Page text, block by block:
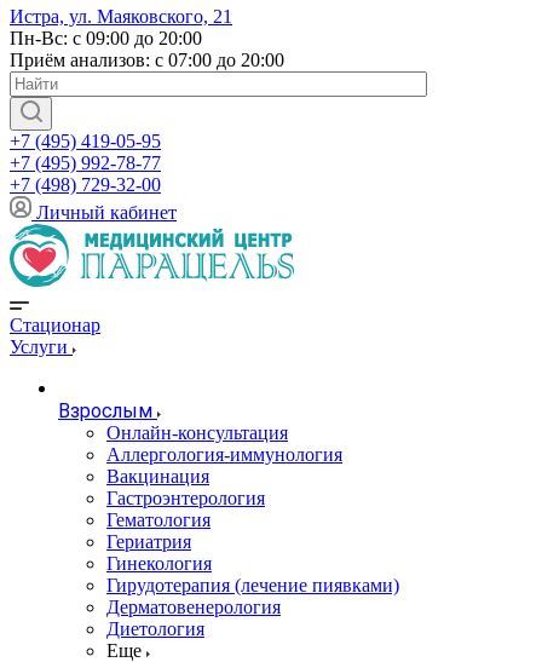
Истра, ул. Маяковского, 21
Пн-Вс: с 09:00 до 20:00
Приём анализов: с 07:00 до 20:00
+7 (495) 419-05-95
+7 (495) 992-78-77
+7 (498) 729-32-00
Личный кабинет
Стационар
Услуги
Взрослым
Онлайн-консультация
Аллергология-иммунология
Вакцинация
Гастроэнтерология
Гематология
Гериатрия
Гинекология
Гирудотерапия (лечение пиявками)
Дерматовенерология
Диетология
Еще